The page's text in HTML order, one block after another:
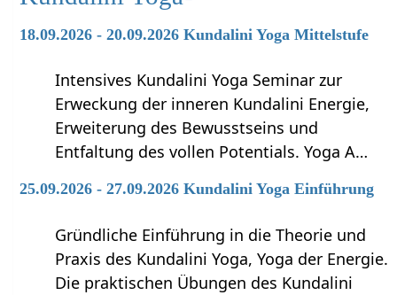
18.09.2026 - 20.09.2026 Kundalini Yoga Mittelstufe
Intensives Kundalini Yoga Seminar zur
Erweckung der inneren Kundalini Energie,
Erweiterung des Bewusstseins und
Entfaltung des vollen Potentials. Yoga A…
25.09.2026 - 27.09.2026 Kundalini Yoga Einführung
Gründliche Einführung in die Theorie und
Praxis des Kundalini Yoga, Yoga der Energie.
Die praktischen Übungen des Kundalini